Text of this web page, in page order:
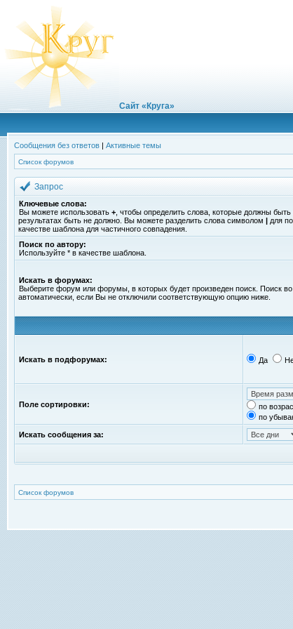
Сайт «Круга»
Сообщения без ответов | Активные темы
Список форумов
Запрос
Ключевые слова:
Вы можете использовать + , чтобы определить слова, которые должны быть
результатах быть не должно. Вы можете разделить слова символом | для
качестве шаблона для частичного совпадения.
Поиск по автору:
Используйте * в качестве шаблона.
Искать в форумах:
Выберите форум или форумы, в которых будет произведен поиск. Поиск
автоматически, если Вы не отключили соответствующую опцию ниже.
Искать в подфорумах: Да
Поле сортировки:
по
по
Искать сообщения за:
Список форумов